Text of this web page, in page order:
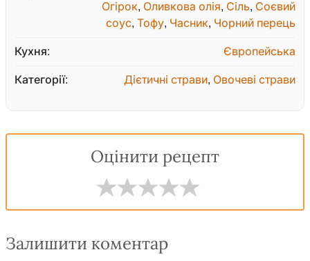
Огірок, Оливкова олія, Сіль, Соєвий
соус, Тофу, Часник, Чорний перець
Кухня: Європейська
Категорії: Дієтичні страви, Овочеві страви
Оцінити рецепт
Залишити коментар